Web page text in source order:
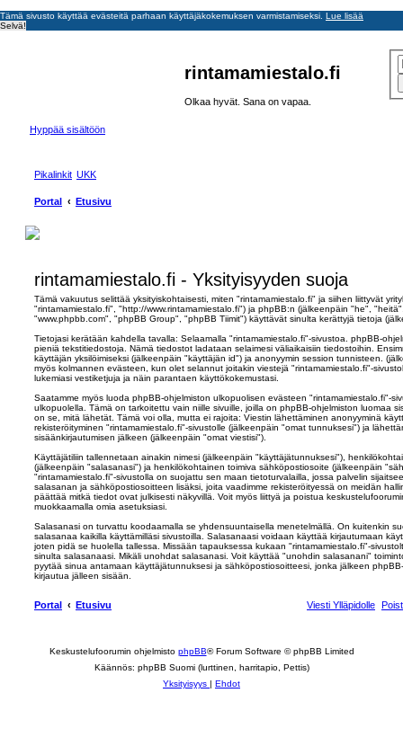
Tämä sivusto käyttää evästeitä parhaan käyttäjäkokemuksen varmistamiseksi. Lue lisää
Selvä!
rintamamiestalo.fi
Olkaa hyvät. Sana on vapaa.
Hyppää sisältöön
Pikalinkit UKK
Portal Etusivu
rintamamiestalo.fi - Yksityisyyden suoja
Tämä vakuutus selittää yksityiskohtaisesti, miten "rintamamiestalo.fi" ja siihen liittyvät
"rintamamiestalo.fi", "http://www.rintamamiestalo.fi") ja phpBB:n (jälkeenpäin "he",
"www.phpbb.com", "phpBB Group", "phpBB Tiimit") käyttävät sinulta kerättyjä tietoja
Tietojasi kerätään kahdella tavalla: Selaamalla "rintamamiestalo.fi"-sivustoa. phpBB-
pieniä tekstitiedostoja. Nämä tiedostot ladataan selaimesi väliaikaisiin tiedostoihin.
käyttäjän yksilöimiseksi (jälkeenpäin "käyttäjän id") ja anonyymin session tunnisteen.
myös kolmannen evästeen, kun olet selannut joitakin viestejä "rintamamiestalo.fi"-
lukemiasi vestiketjuja ja näin parantaen käyttökokemustasi.
Saatamme myös luoda phpBB-ohjelmiston ulkopuolisen evästeen "rintamamiestalo.fi"-
ulkopuolella. Tämä on tarkoitettu vain niille sivuille, joilla on phpBB-ohjelmiston luomaa
on se, mitä lähetät. Tämä voi olla, mutta ei rajoita: Viestin lähettäminen anonyyminä
rekisteröityminen "rintamamiestalo.fi"-sivustolle (jälkeenpäin "omat tunnuksesi") ja
sisäänkirjautumisen jälkeen (jälkeenpäin "omat viestisi").
Käyttäjätiliin tallennetaan ainakin nimesi (jälkeenpäin "käyttäjätunnuksesi"),
(jälkeenpäin "salasanasi") ja henkilökohtainen toimiva sähköpostiosoite (jälkeenpäin
"rintamamiestalo.fi"-sivustolla on suojattu sen maan tietoturvalailla, jossa palvelin
salasanan ja sähköpostiosoitteen lisäksi, joita vaadimme rekisteröityessä on meidän
päättää mitkä tiedot ovat julkisesti näkyvillä. Voit myös liittyä ja poistua
muokkaamalla omia asetuksiasi.
Salasanasi on turvattu koodaamalla se yhdensuuntaisella menetelmällä. On kuitenkin
salasanaa kaikilla käyttämilläsi sivustoilla. Salasanaasi voidaan käyttää kirjautumaan
joten pidä se huolella tallessa. Missään tapauksessa kukaan "rintamamiestalo.fi"-
sinulta salasanaasi. Mikäli unohdat salasanasi. Voit käyttää "unohdin salasanani"
pyytää sinua antamaan käyttäjätunnuksesi ja sähköpostiosoitteesi, jonka jälkeen
kirjautua jälleen sisään.
Portal Etusivu Viesti Ylläpidolle
Keskustelufoorumin ohjelmisto phpBB® Forum Software © phpBB Limited
Käännös: phpBB Suomi (lurttinen, harritapio, Pettis)
Yksityisyys
Ehdot